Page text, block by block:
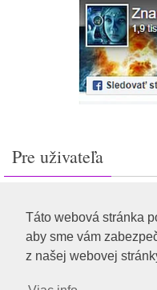
Táto webová stránka
aby sme vám
z našej webovej
Pre uživateľa
Feed záznamov
RSS feed komentárov
WordPress.org